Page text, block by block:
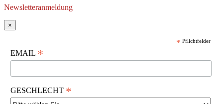
Newsletteranmeldung
×
* Pflichtfelder
EMAIL *
GESCHLECHT *